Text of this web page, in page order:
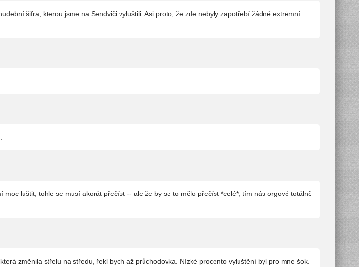
šifra, kterou jsme na Sendviči vyluštili. Asi proto, že zde nebyly zapotřebí žádné extrémní
moc luštit, tohle se musí akorát přečíst -- ale že by se to mělo přečíst *celé*, tím nás orgové totálně
změnila střelu na středu, řekl bych až průchodovka. Nízké procento vyluštění byl pro mne šok.